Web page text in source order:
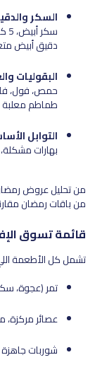
السكر
سكر أبيض، 5 كجم أو أكثر
دقيق أبيض
البقوليات
حمص، فول،
طماطم معلبة
التوابل
بهارات
من تحليل عروض
من باقات رمضان
قائمة تسوق
تشمل كل الأطعمة
تمر (عجوة،
عصائر مركزة،
شوربات